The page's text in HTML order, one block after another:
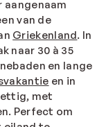
aangenaam
van de
Griekenland. In
naar 30 à 35
en lange
en in
met
Perfect om